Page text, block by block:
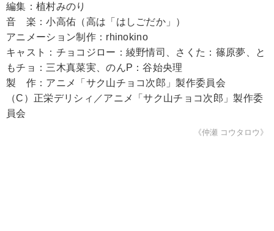
編集：植村みのり
音 楽：小高佑（高は「はしごだか」）
アニメーション制作：rhinokino
キャスト：チョコジロー：綾野情司、さくた：篠原夢、と
もチョ：三木真菜実、のんP：谷始央理
製 作：アニメ「サク山チョコ次郎」製作委員会
（C）正栄デリシィ／アニメ「サク山チョコ次郎」製作委
員会
《仲瀬 コウタロウ》